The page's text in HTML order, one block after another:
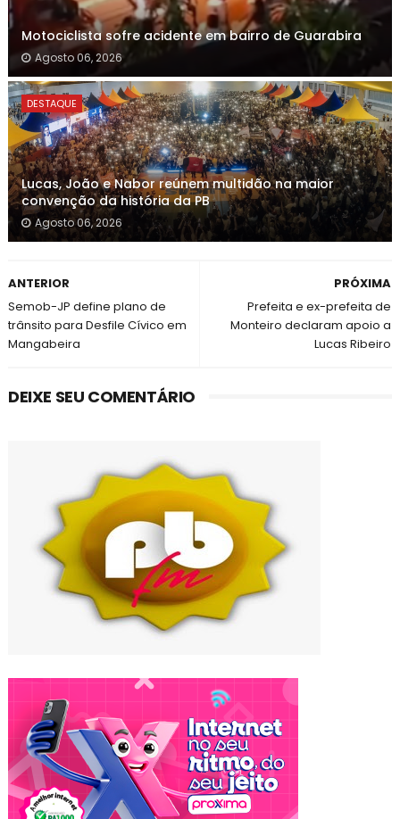
Motociclista sofre acidente em bairro de Guarabira
Agosto 06, 2026
DESTAQUE
Lucas, João e Nabor reúnem multidão na maior
convenção da história da PB
Agosto 06, 2026
PRÓXIMA
Prefeita e ex-prefeita de
Monteiro declaram apoio a
Lucas Ribeiro
ANTERIOR
Semob-JP define plano de
trânsito para Desfile Cívico em
Mangabeira
DEIXE SEU COMENTÁRIO